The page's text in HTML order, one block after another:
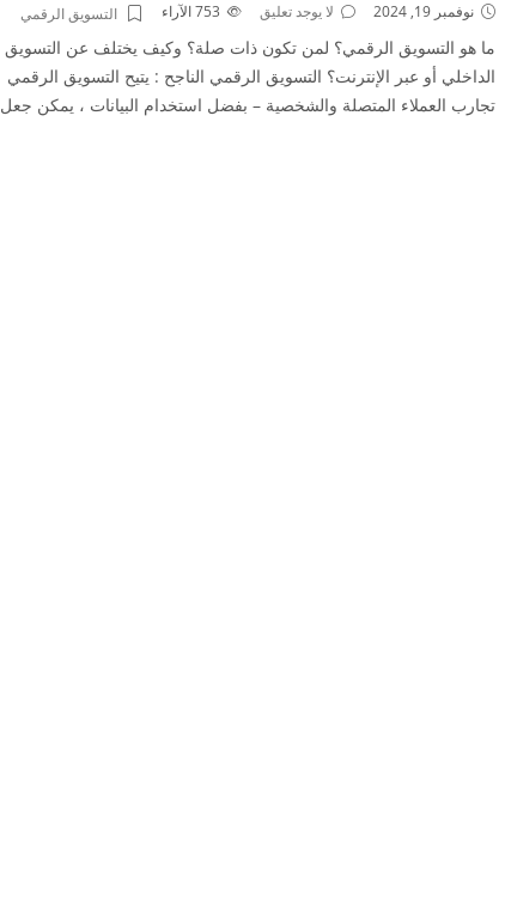
نوفمبر 19, 2024 التسويق الرقمي لا يوجد تعليق الآراء
ما هو التسويق الرقمي؟ لمن تكون ذات صلة؟ وكيف يختلف عن التسويق
الداخلي أو عبر الإنترنت؟ التسويق الرقمي الناجح : يتيح التسويق الرقمي
تجارب العملاء المتصلة والشخصية – بفضل استخدام البيانات ، يمكن جعل